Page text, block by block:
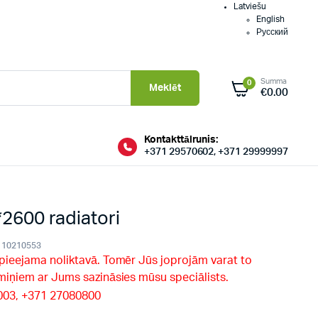
Latviešu
English
Русский
Meklēt 0 Summa
€0.00
Kontakttālrunis:
+371 29570602, +371 29999997
radiatori
10210553
noliktavā. Tomēr Jūs joprojām varat to
ar Jums sazināsies mūsu speciālists.
+371 27080800